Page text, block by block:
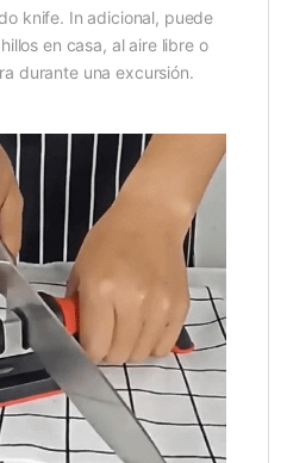
knife. In adicional, puede
en casa, al aire libre o
durante una excursión.